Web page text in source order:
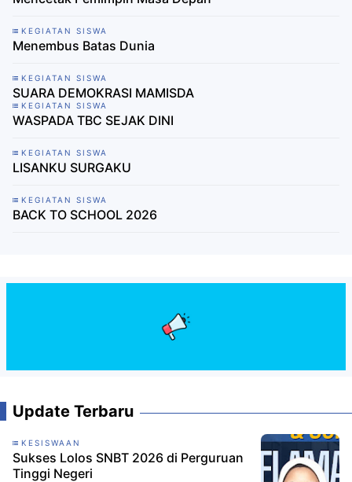
KEGIATAN SISWA
Menembus Batas Dunia
KEGIATAN SISWA
SUARA DEMOKRASI MAMISDA
KEGIATAN SISWA
WASPADA TBC SEJAK DINI
KEGIATAN SISWA
LISANKU SURGAKU
KEGIATAN SISWA
BACK TO SCHOOL 2026
Update Terbaru
KESISWAAN
Sukses Lolos SNBT 2026 di Perguruan
Tinggi Negeri